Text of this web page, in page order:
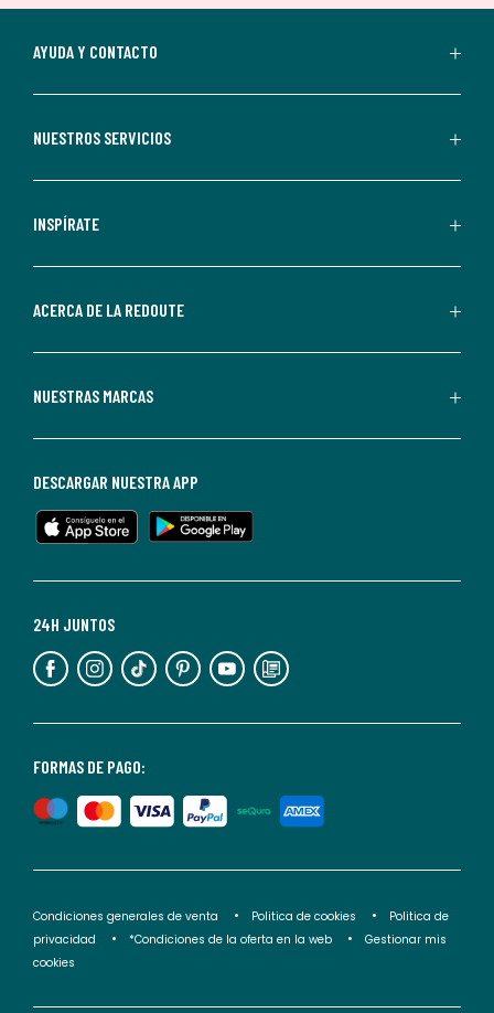
suscripción.
aceptas
comerciales
personalizadas
parte
Redoute.
de
en
cualquier
Para
información,
puedes
nuestra
de
privacidad</2>.
AYUDA Y CONTACTO
NUESTROS SERVICIOS
INSPÍRATE
ACERCA DE LA REDOUTE
NUESTRAS MARCAS
FORMAS DE PAGO:
24H JUNTOS
DESCARGAR NUESTRA APP
Condiciones generales de venta Politica de cookies
Politica de
privacidad
*Condiciones de la oferta en la web
Gestionar mis
cookies